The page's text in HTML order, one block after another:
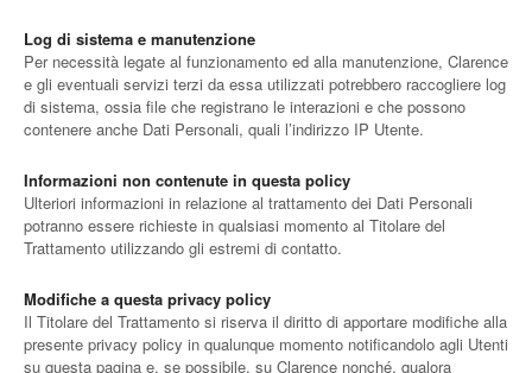
Log di sistema e manutenzione
Per necessità legate al funzionamento ed alla manutenzione, Clarence
e gli eventuali servizi terzi da essa utilizzati potrebbero raccogliere log
di sistema, ossia file che registrano le interazioni e che possono
contenere anche Dati Personali, quali l’indirizzo IP Utente.
Informazioni non contenute in questa policy
Ulteriori informazioni in relazione al trattamento dei Dati Personali
potranno essere richieste in qualsiasi momento al Titolare del
Trattamento utilizzando gli estremi di contatto.
Modifiche a questa privacy policy
Il Titolare del Trattamento si riserva il diritto di apportare modifiche alla
presente privacy policy in qualunque momento notificandolo agli Utenti
su questa pagina e, se possibile, su Clarence nonché, qualora